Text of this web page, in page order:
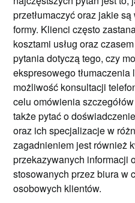
przetłumaczyć oraz jakie
formy. Klienci często
kosztami usług oraz
pytania dotyczą tego, czy
ekspresowego
możliwość konsultacji
celu omówienia
także pytać o
oraz ich specjalizacje w
zagadnieniem jest również
przekazywanych informacji
stosowanych przez biura w
osobowych klientów.